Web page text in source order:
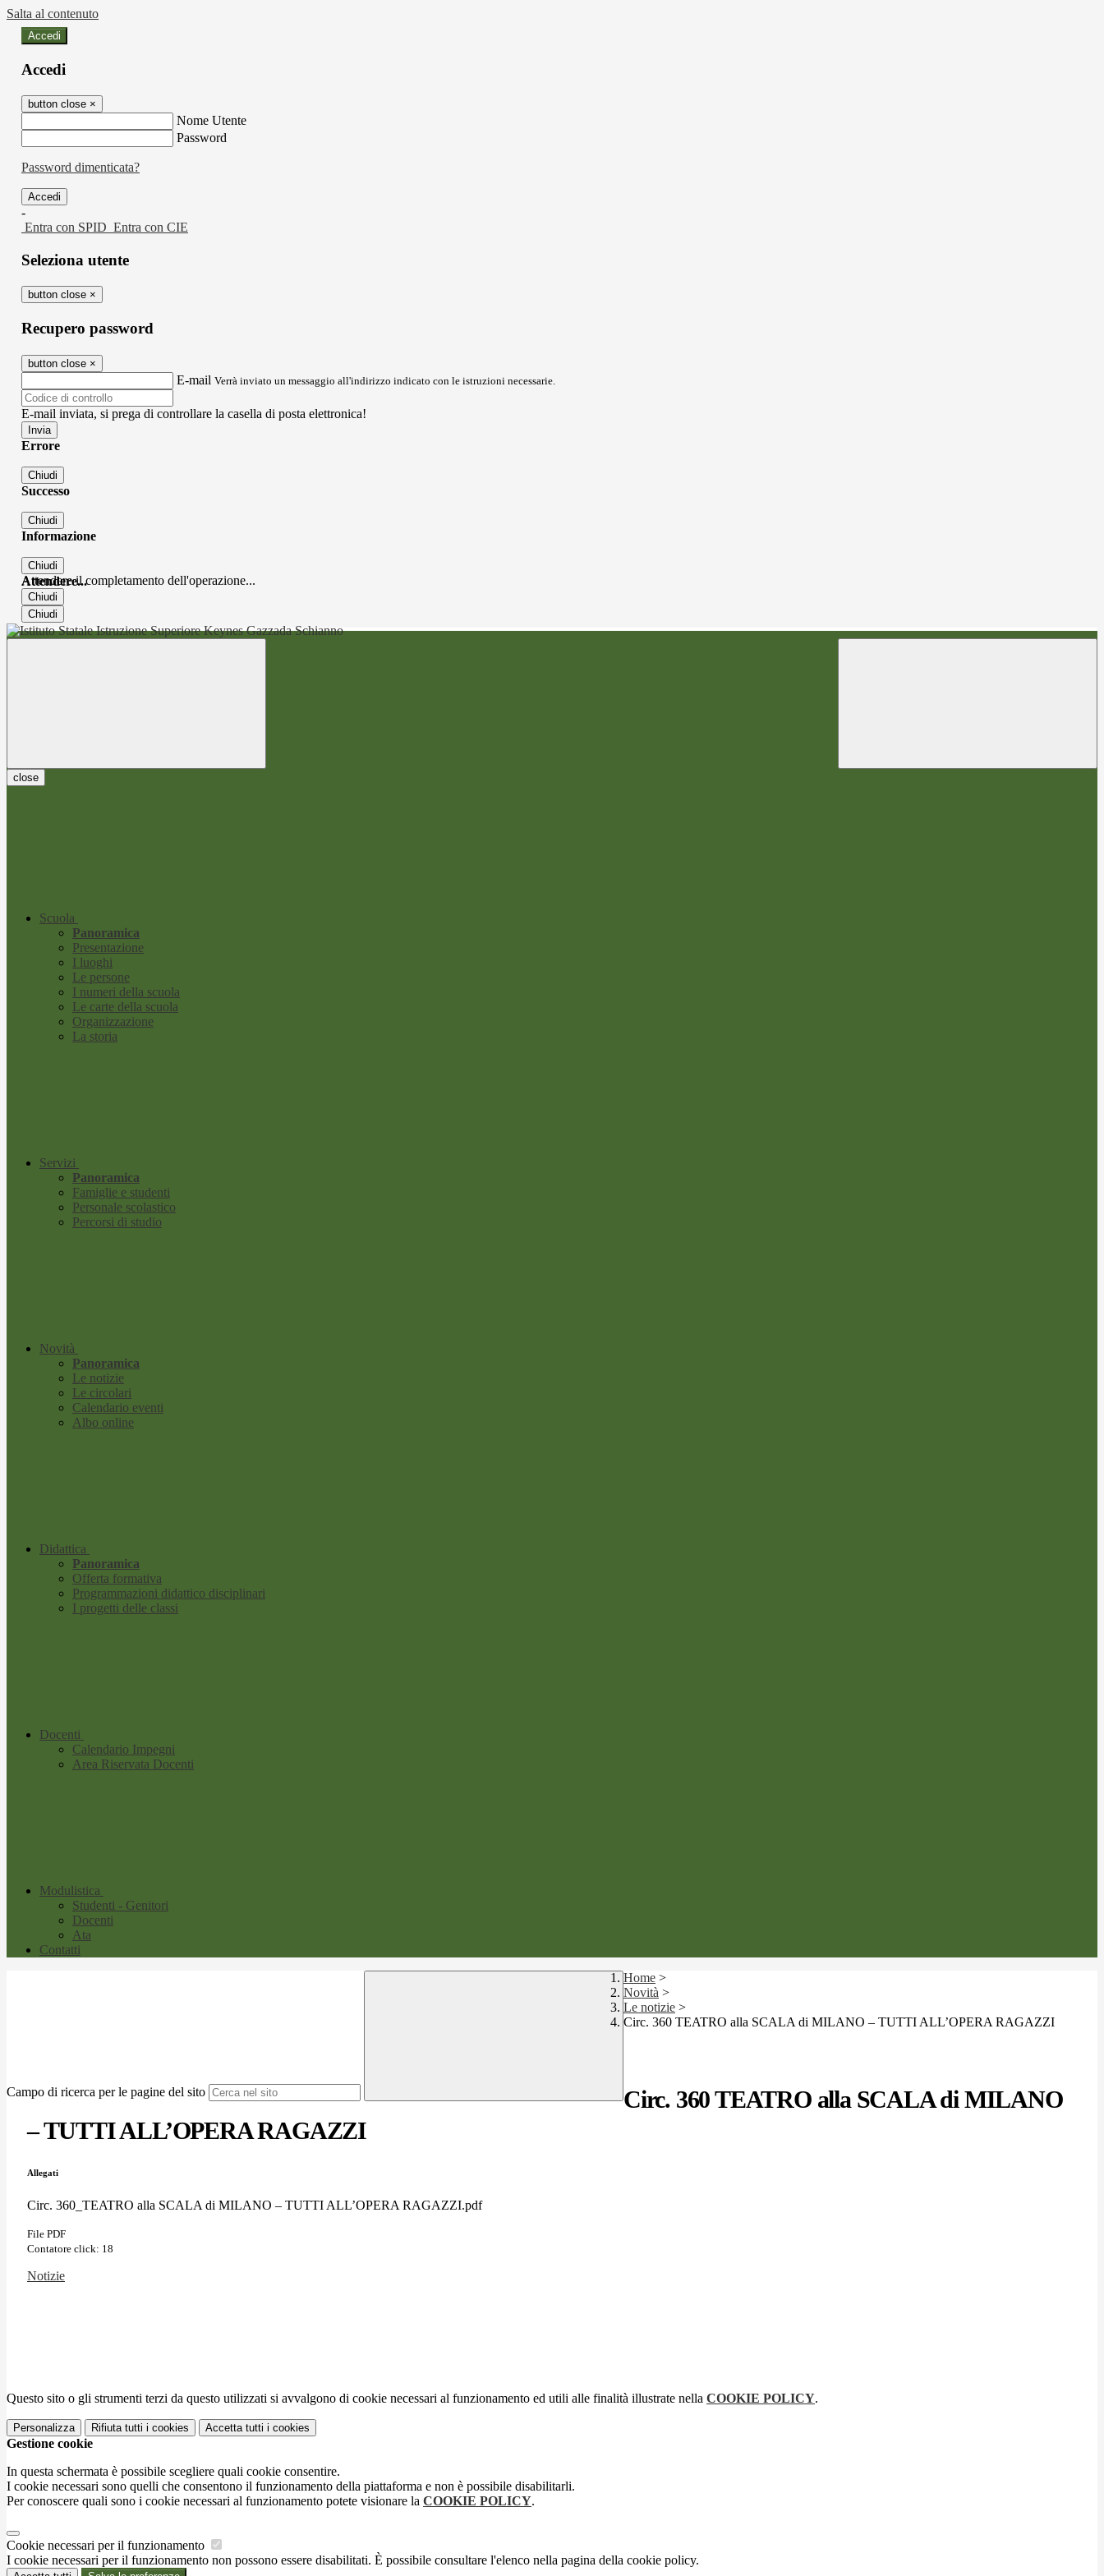
Salta al contenuto
Accedi
Accedi
button close ×
Nome Utente
Password
Password dimenticata?
-
Entra con SPID Entra con CIE
Seleziona utente
button close ×
Recupero password
button close ×
E-mail Verrà inviato un messaggio all'indirizzo indicato con le istruzioni necessarie.
E-mail inviata, si prega di controllare la casella di posta elettronica!
Errore
Chiudi
Successo
Chiudi
Informazione
Chiudi
Attendere...
Attendere il completamento dell'operazione...
Chiudi
Chiudi
close
Scuola
Panoramica
Presentazione
I luoghi
Le persone
I numeri della scuola
Le carte della scuola
Organizzazione
La storia
Servizi
Panoramica
Famiglie e studenti
Personale scolastico
Percorsi di studio
Novità
Panoramica
Le notizie
Le circolari
Calendario eventi
Albo online
Didattica
Panoramica
Offerta formativa
Programmazioni didattico disciplinari
I progetti delle classi
Docenti
Calendario Impegni
Area Riservata Docenti
Modulistica
Studenti - Genitori
Docenti
Ata
Contatti
Campo di ricerca per le pagine del sito
Home >
Novità >
Le notizie >
Circ. 360 TEATRO alla SCALA di MILANO – TUTTI ALL’OPERA RAGAZZI
Circ. 360 TEATRO alla SCALA di MILANO
– TUTTI ALL’OPERA RAGAZZI
Allegati
Circ. 360_TEATRO alla SCALA di MILANO – TUTTI ALL’OPERA RAGAZZI.pdf
File PDF
Contatore click: 18
Notizie
Questo sito o gli strumenti terzi da questo utilizzati si avvalgono di cookie necessari al funzionamento ed utili alle finalità illustrate nella COOKIE POLICY.
Personalizza Rifiuta tutti i cookies Accetta tutti i cookies
Gestione cookie
In questa schermata è possibile scegliere quali cookie consentire.
I cookie necessari sono quelli che consentono il funzionamento della piattaforma e non è possibile disabilitarli.
Per conoscere quali sono i cookie necessari al funzionamento potete visionare la COOKIE POLICY.
Cookie necessari per il funzionamento
I cookie necessari per il funzionamento non possono essere disabilitati. È possibile consultare l'elenco nella pagina della cookie policy.